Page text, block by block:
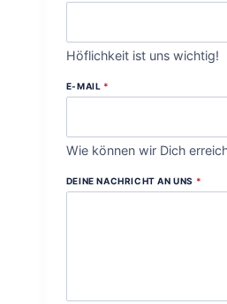
Höflichkeit ist uns wichtig!
E-MAIL *
Wie können wir Dich
DEINE NACHRICHT AN UNS *